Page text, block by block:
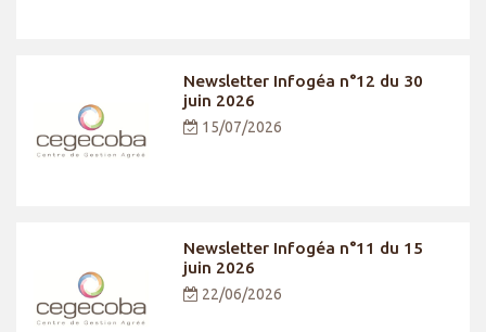
Newsletter Infogéa n°12 du 30
juin 2026
15/07/2026
Newsletter Infogéa n°11 du 15
juin 2026
22/06/2026